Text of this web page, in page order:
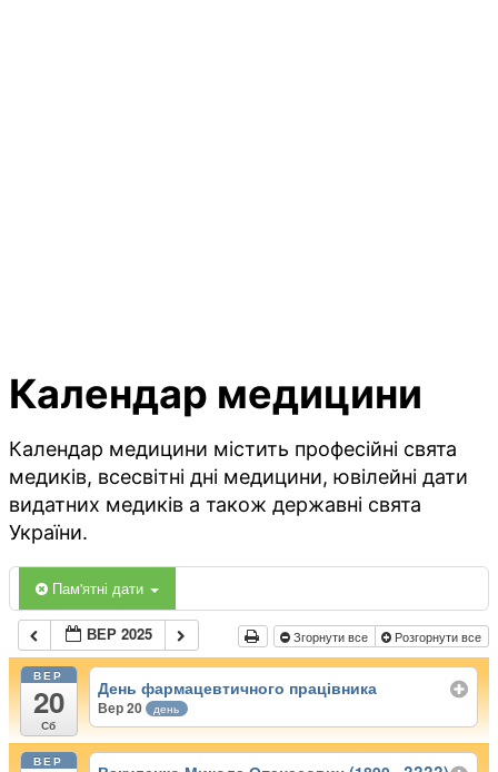
Календар медицини
Календар медицини містить професійні свята
медиків, всесвітні дні медицини, ювілейні дати
видатних медиків а також державні свята
України.
Пам'ятні дати
ВЕР 2025 Згорнути все Розгорнути все
ВЕР
20
Сб
День фармацевтичного працівника
Вер 20 день
ВЕР